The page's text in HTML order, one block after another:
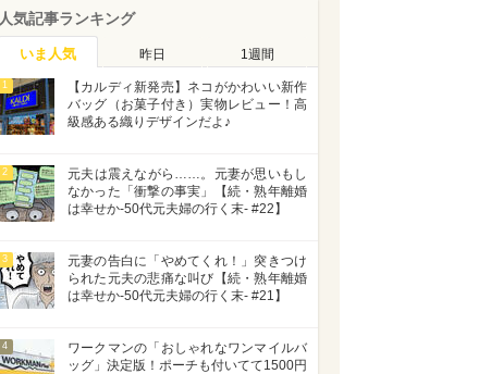
人気記事ランキング
いま人気 昨日 1週間
1
【カルディ新発売】ネコがかわいい新作
バッグ（お菓子付き）実物レビュー！高
級感ある織りデザインだよ♪
2
元夫は震えながら……。元妻が思いもし
なかった「衝撃の事実」【続・熟年離婚
は幸せか-50代元夫婦の行く末- #22】
3
元妻の告白に「やめてくれ！」突きつけ
られた元夫の悲痛な叫び【続・熟年離婚
は幸せか-50代元夫婦の行く末- #21】
4
ワークマンの「おしゃれなワンマイルバ
ッグ」決定版！ポーチも付いてて1500円